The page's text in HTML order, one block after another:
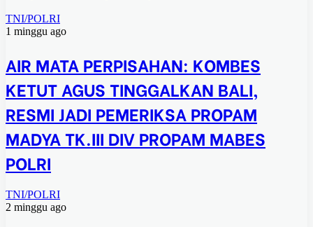
TNI/POLRI
1 minggu ago
AIR MATA PERPISAHAN: KOMBES
KETUT AGUS TINGGALKAN BALI,
RESMI JADI PEMERIKSA PROPAM
MADYA TK.III DIV PROPAM MABES
POLRI
TNI/POLRI
2 minggu ago